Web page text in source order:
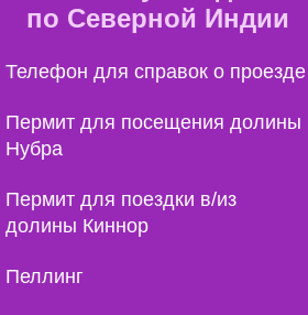
по Северной Индии
Телефон для справок о проезде
Пермит для посещения долины
Нубра
Пермит для поездки в/из
долины Киннор
Пеллинг